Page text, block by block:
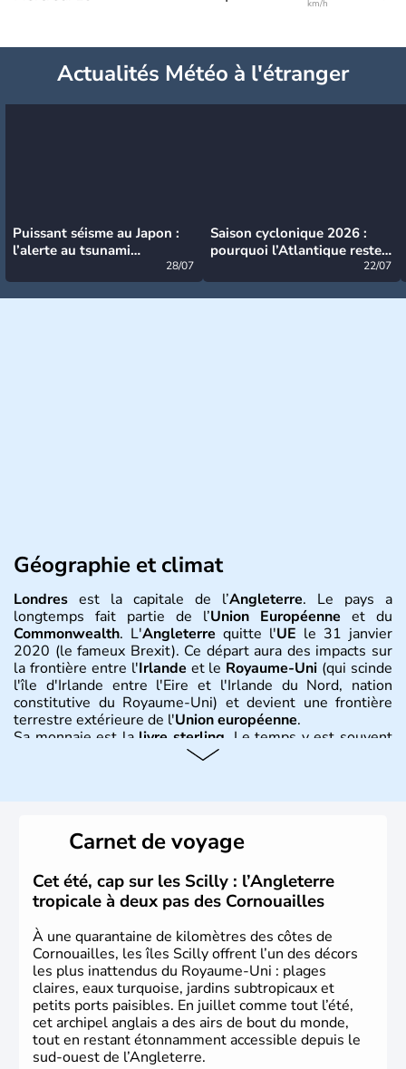
km/h
Actualités Météo à l'étranger
Puissant séisme au Japon :
l’alerte au tsunami
28/07
Saison cyclonique 2026 :
pourquoi l’Atlantique reste
22/07
Géographie et climat
Londres est la capitale de l’Angleterre. Le pays a
longtemps fait partie de l’Union Européenne et du
Commonwealth. L'Angleterre quitte l'UE le 31 janvier
2020 (le fameux Brexit). Ce départ aura des impacts sur
la frontière entre l'Irlande et le Royaume-Uni (qui scinde
l'île d'Irlande entre l'Eire et l'Irlande du Nord, nation
constitutive du Royaume-Uni) et devient une frontière
terrestre extérieure de l'Union européenne.
Sa monnaie est lalivre sterling . Le temps y est souvent
instable avec de nombreuses précipitations : il s’agit d’un
Histoire et administration
L'Angleterre est l’une des quatre nations constitutives du
Royaume-Uni. Elle est peuplée de plus de 50 millions
d’habitants, les Anglais, et constitue à elle seule, près de
84% de la population de l’ensemble. Le pays s’est créé au
Xème siècle et tient son nom desAngles
germanique installé sur ces terres. Première démocratie
parlementaire au monde, elle doit son développement à
l’essor industriel du XIXème siècle.
Carnet de voyage
Cet été, cap sur les Scilly : l’Angleterre
tropicale à deux pas des Cornouailles
À une quarantaine de kilomètres des côtes de
Cornouailles, les îles Scilly offrent l’un des décors
les plus inattendus du Royaume-Uni : plages
claires, eaux turquoise, jardins subtropicaux et
petits ports paisibles. En juillet comme tout l’été,
cet archipel anglais a des airs de bout du monde,
tout en restant étonnamment accessible depuis le
sud-ouest de l’Angleterre.